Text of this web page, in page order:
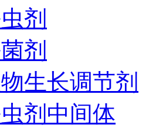
剂
剂
生长调节剂
剂中间体